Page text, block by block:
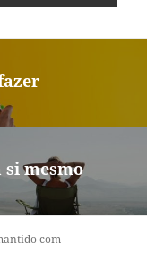
si mesmo
com